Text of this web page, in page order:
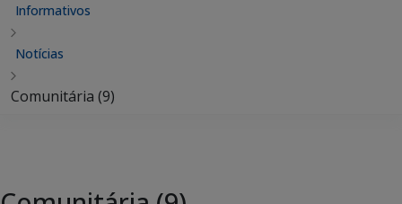
Informativos
Notícias
Comunitária (9)